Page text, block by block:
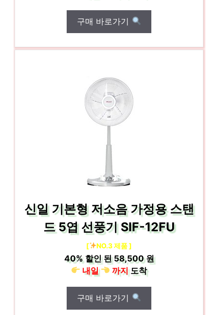
구매 바로가기
신일 기본형 저소음 가정용 스탠
드 5엽 선풍기 SIF-12FU
[ NO.3 제품 ]
40%할인 된58,500 원
내일
까지도착
구매 바로가기